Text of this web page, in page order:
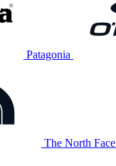
Patagonia
The North Face